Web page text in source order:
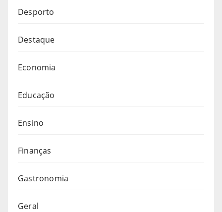
Desporto
Destaque
Economia
Educação
Ensino
Finanças
Gastronomia
Geral